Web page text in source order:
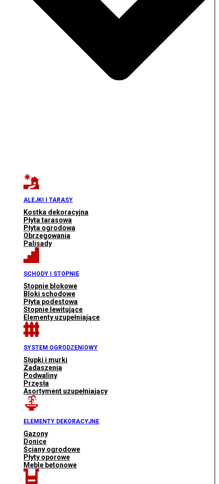
ALEJKI I TARASY
Kostka dekoracyjna
Płyta tarasowa
Płyta ogrodowa
Obrzegowania
Palisady
SCHODY I STOPNIE
Stopnie blokowe
Bloki schodowe
Płyta podestowa
Stopnie lewitujące
Elementy uzupełniające
SYSTEM OGRODZENIOWY
Słupki i murki
Zadaszenia
Podwaliny
Przęsła
Asortyment uzupełniający
ELEMENTY DEKORACYJNE
Gazony
Donice
Ściany ogrodowe
Płyty oporowe
Meble betonowe